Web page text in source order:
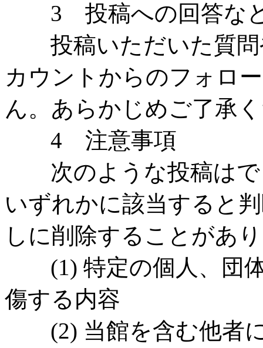
3 投稿への回答な
投稿いただいた質問
カウントからのフォロ
ん。あらかじめご了承
4 注意事項
次のような投稿はで
いずれかに該当すると
しに削除することがあ
(1) 特定の個人、団体
傷する内容
(2) 当館を含む他者に